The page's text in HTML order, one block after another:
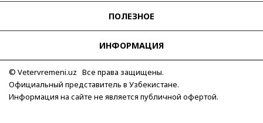
ПОЛЕЗНОЕ
ИНФОРМАЦИЯ
© Vetervremeni.uz Все права защищены.
Официальный представитель в Узбекистане.
Информация на сайте не является публичной офертой.